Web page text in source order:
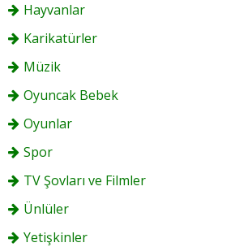
Hayvanlar
Karikatürler
Müzik
Oyuncak Bebek
Oyunlar
Spor
TV Şovları ve Filmler
Ünlüler
Yetişkinler